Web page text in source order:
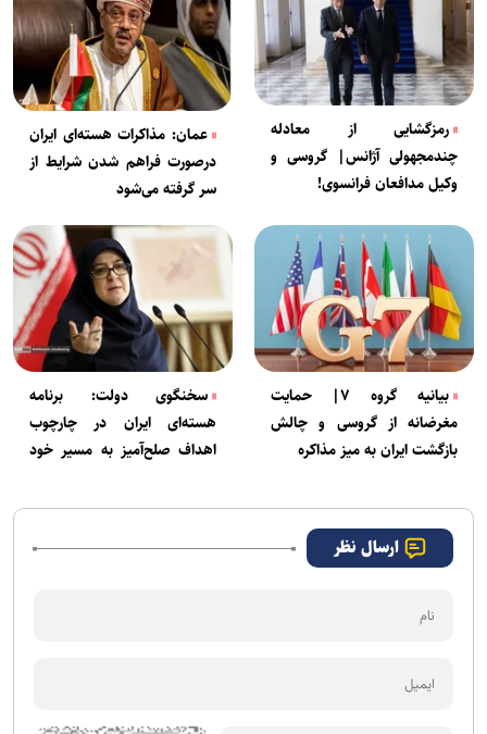
رمزگشایی از معادله
چندمجهولی آژانس| گروسی و
وکیل مدافعان فرانسوی!
عمان: مذاکرات هسته‌ای ایران
درصورت فراهم شدن شرایط از
سر گرفته می‌شود
بیانیه گروه ۷| حمایت
مغرضانه از گروسی و چالش
بازگشت ایران به میز مذاکره
سخنگوی دولت: برنامه
هسته‌ای ایران در چارچوب
اهداف صلح‌آمیز به مسیر خود
سناریویی آماده‌ایم
ارسال نظر